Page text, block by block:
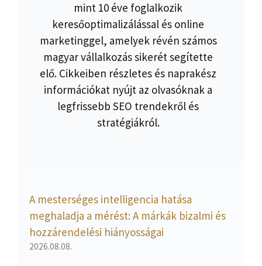
mint 10 éve foglalkozik
keresőoptimalizálással és online
marketinggel, amelyek révén számos
magyar vállalkozás sikerét segítette
elő. Cikkeiben részletes és naprakész
információkat nyújt az olvasóknak a
legfrissebb SEO trendekről és
stratégiákról.
A mesterséges intelligencia hatása
meghaladja a mérést: A márkák bizalmi és
hozzárendelési hiányosságai
2026.08.08.